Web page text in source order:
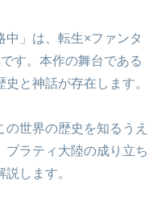
中」は、転生×ファンタ
す。本作の舞台である
史と神話が存在します。
世界の歴史を知るうえ
プラティ大陸の成り立ち
します。